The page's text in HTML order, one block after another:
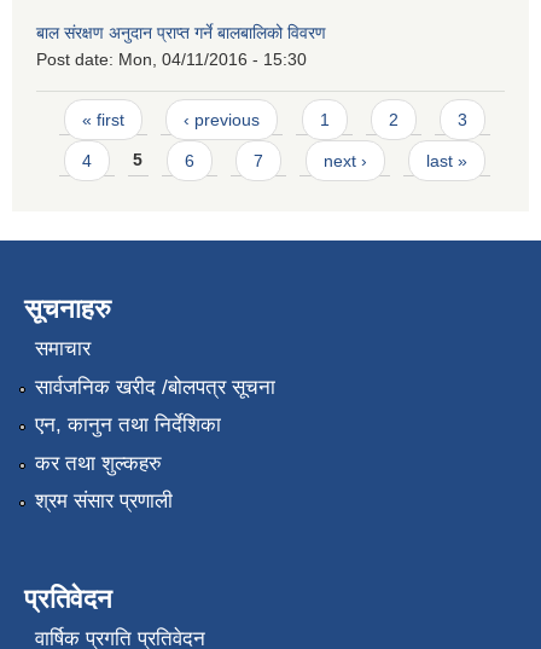
बाल संरक्षण अनुदान प्राप्त गर्ने बालबालिको विवरण
Post date: Mon, 04/11/2016 - 15:30
Pages
« first ‹ previous 1 2 3
4 5 6 7 next › last »
सूचनाहरु
समाचार
सार्वजनिक खरीद /बोलपत्र सूचना
एन, कानुन तथा निर्देशिका
कर तथा शुल्कहरु
श्रम संसार प्रणाली
प्रतिवेदन
वार्षिक प्रगति प्रतिवेदन